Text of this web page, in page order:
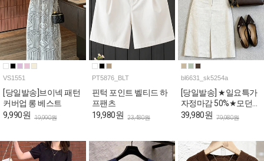
VS1551
[당일발송]브이넥 패턴
커버업 롱 베스트
9,990원 19,990원
PT5876_BLT
핀턱 포인트 벨티드 하
프팬츠
19,980원 23,480원
bl6631_sk5254a
[당일발송] ★일요특가
자정마감 50%★모던
오피스룩 블라우스&H
39,980원 79,980원